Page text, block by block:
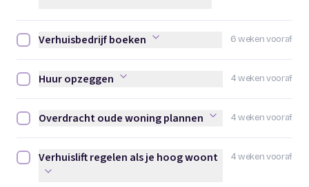
6 weken vooraf
Verhuisbedrijf boeken afvinken
Verhuisbedrijf boeken
4 weken vooraf
Huur opzeggen afvinken
Huur opzeggen
4 weken vooraf
Overdracht oude woning plannen afvinken
Overdracht oude woning plannen
4 weken vooraf
Verhuislift regelen als je hoog woont afvinken
Verhuislift regelen als je hoog woont